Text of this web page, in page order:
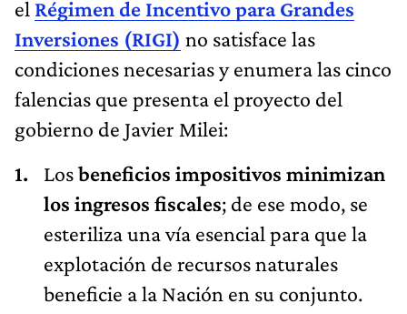
gobierno de Javier Milei:
Losbeneficios impositivos minimizan
los ingresos fiscales; de ese modo, se
esteriliza una vía esencial para que la
explotación de recursos naturales
beneficie a la Nación en su conjunto.
El permiso para importar insumos sin
impuestos significa unacompetencia
desleal para empresas locales; es decir,